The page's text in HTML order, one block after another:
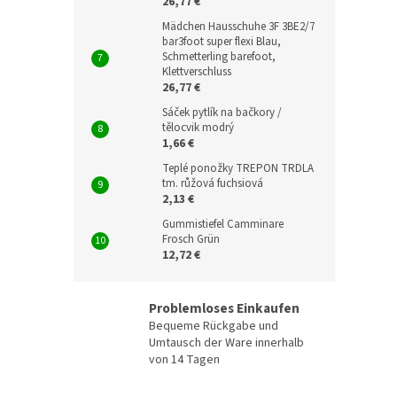
Mädchen Hausschuhe 3F 3BE2/7
bar3foot super flexi Blau,
Schmetterling barefoot,
Klettverschluss
26,77 €
Sáček pytlík na bačkory /
tělocvik modrý
1,66 €
Teplé ponožky TREPON TRDLA
tm. růžová fuchsiová
2,13 €
Gummistiefel Camminare
Frosch Grün
12,72 €
Problemloses Einkaufen
Bequeme Rückgabe und
Umtausch der Ware innerhalb
von 14 Tagen